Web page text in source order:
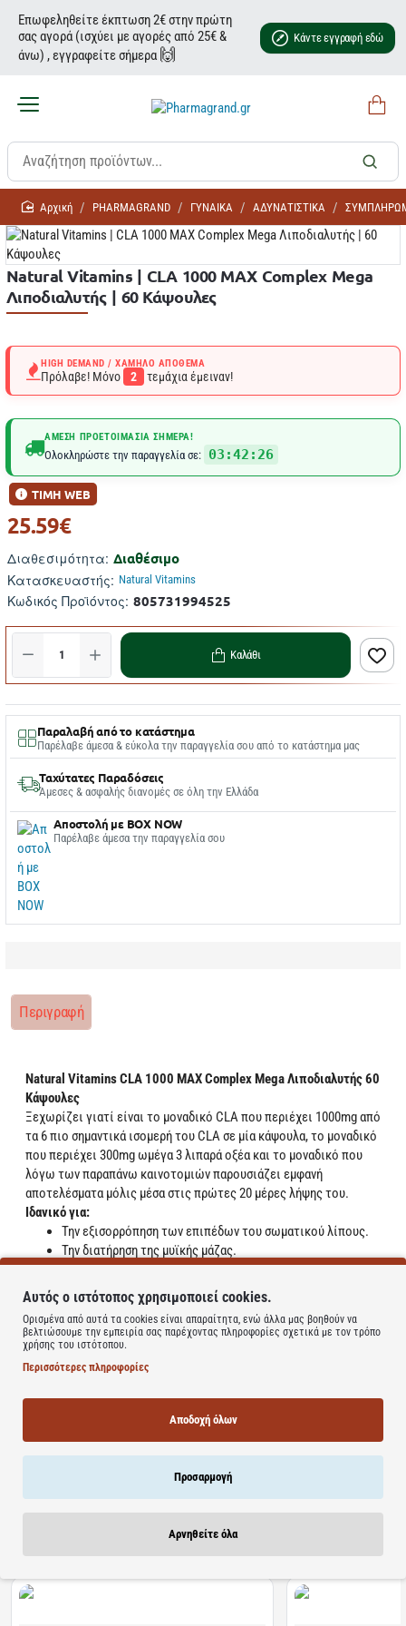
Επωφεληθείτε έκπτωση 2€ στην πρώτη
σας αγορά (ισχύει με αγορές από 25€ &
άνω) , εγγραφείτε σήμερα 🙌
Κάντε εγγραφή εδώ
homePHARMAGRAND ΓΥΝΑΙΚΑ ΑΔΥΝΑΤΙΣΤΙΚΑ
Natural Vitamins | CLA 1000 MAX Complex Mega
Λιποδιαλυτής | 60 Κάψουλες
HIGH DEMAND / ΧΑΜΗΛΌ ΑΠΌΘΕΜΑ
Πρόλαβε! Μόνο 2 τεμάχια έμειναν!
ΆΜΕΣΗ ΠΡΟΕΤΟΙΜΑΣΊΑ ΣΉΜΕΡΑ!
Ολοκληρώστε την παραγγελία σε: 03:42:25
Διαθεσιμότητα: Διαθέσιμο
Κατασκευαστής: Natural Vitamins
Κωδικός Προϊόντος: 805731994525
ΤΙΜΗ WEB
25.59€
Καλάθι
Παραλαβή από το κατάστημα
Παρέλαβε άμεσα & εύκολα την παραγγελία σου από το κατάστημα μας
Ταχύτατες Παραδόσεις
Άμεσες & ασφαλής διανομές σε όλη την Ελλάδα
Αποστολή με BOX NOW
Παρέλαβε άμεσα την παραγγελία σου
Περιγραφή
Natural Vitamins CLA 1000 MAX Complex Mega Λιποδιαλυτής 60
Κάψουλες
Ξεχωρίζει γιατί είναι το μοναδικό CLA που περιέχει 1000mg από
τα 6 πιο σημαντικά ισομερή του CLA σε μία κάψουλα, το μοναδικό
που περιέχει 300mg ωμέγα 3 λιπαρά οξέα και το μοναδικό που
λόγω των παραπάνω καινοτομιών παρουσιάζει εμφανή
αποτελέσματα μόλις μέσα στις πρώτες 20 μέρες λήψης του.
Ιδανικό για:
Την εξισορρόπηση των επιπέδων του σωματικού λίπους.
Την διατήρηση της μυϊκής μάζας.
Την ενεργοποίηση του μεταβολισμού.
Τον φυσιολογικό μεταβολισμό των λιπιδίων.
Αθλητές.
Άτομα που ακολουθούν διατροφή.
ΧΡΗΣΗ
3 κάψουλες ημερησίως μαζί με τα γεύματα.
Bestsellers Είδατε Πρόσφατα
Αυτός ο ιστότοπος χρησιμοποιεί cookies.
Ορισμένα από αυτά τα cookies είναι απαραίτητα, ενώ άλλα μας βοηθούν να
βελτιώσουμε την εμπειρία σας παρέχοντας πληροφορίες σχετικά με τον τρόπο
χρήσης του ιστότοπου.
Περισσότερες πληροφορίες
Αποδοχή όλων
Προσαρμογή
Αρνηθείτε όλα